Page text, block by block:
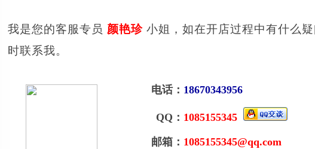
我是您的客服专员 颜艳珍 小姐，如在开店过程中有什么
时联系我。
电话： 18670343956
QQ： 1085155345
邮箱： 1085155345@qq.com